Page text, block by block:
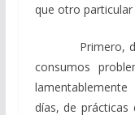
que otro particular
Primero, debo
consumos
días, de prácticas